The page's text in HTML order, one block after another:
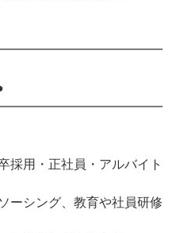
採用・正社員・アルバイト
ーシング、教育や社員研修